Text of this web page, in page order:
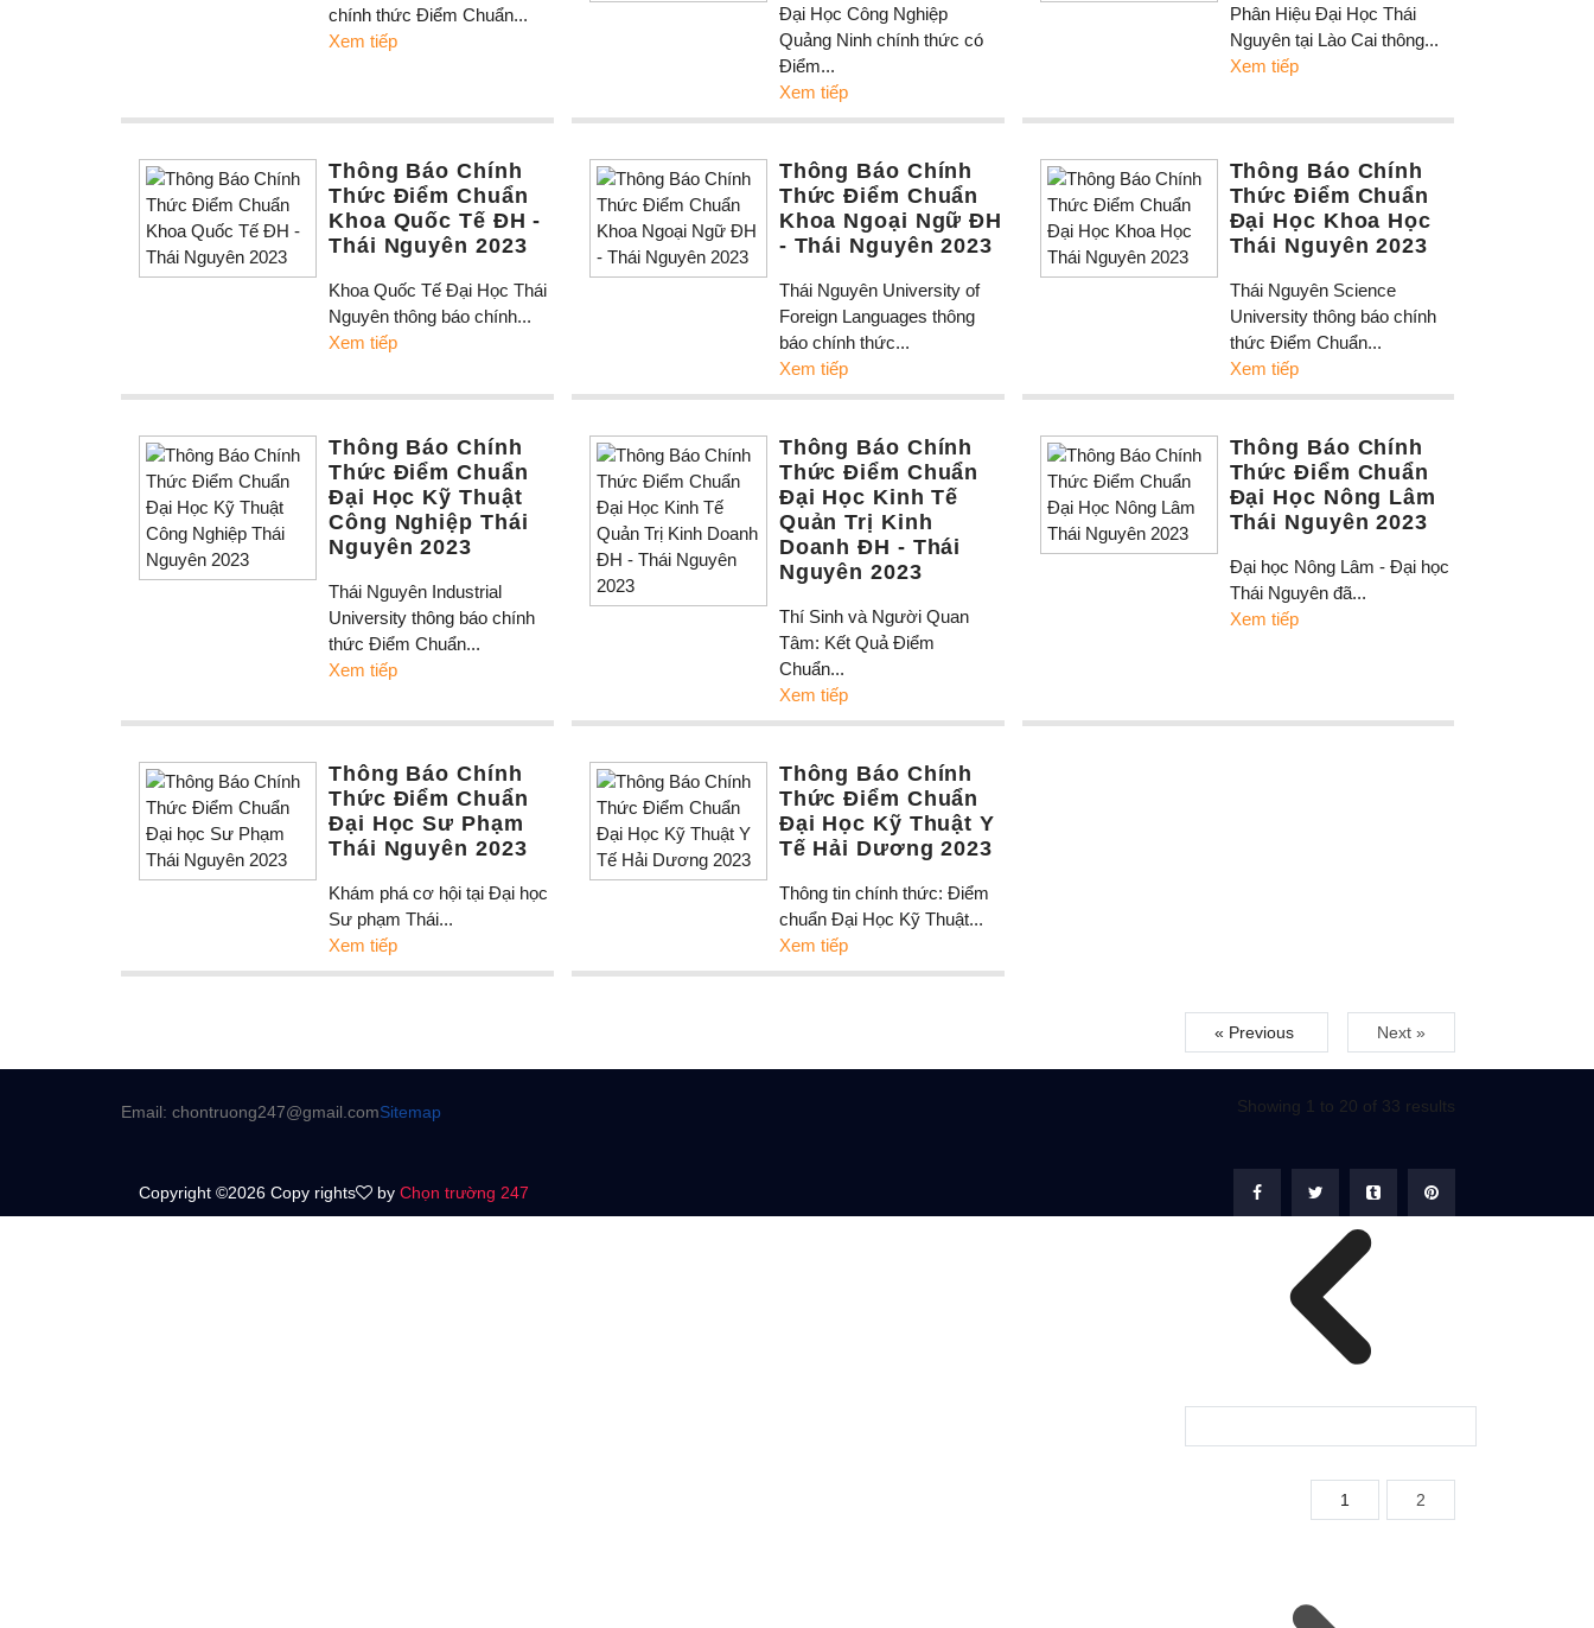
chính thức Điểm Chuẩn...
Xem tiếp
Đại Học Công Nghiệp
Quảng Ninh chính thức có
Điểm...
Xem tiếp
Phân Hiệu Đại Học Thái
Nguyên tại Lào Cai thông...
Xem tiếp
Thông Báo Chính
Thức Điểm Chuẩn
Khoa Quốc Tế ĐH -
Thái Nguyên 2023
Khoa Quốc Tế Đại Học Thái
Nguyên thông báo chính...
Xem tiếp
Thông Báo Chính
Thức Điểm Chuẩn
Khoa Ngoại Ngữ ĐH
- Thái Nguyên 2023
Thái Nguyên University of
Foreign Languages thông
báo chính thức...
Xem tiếp
Thông Báo Chính
Thức Điểm Chuẩn
Đại Học Khoa Học
Thái Nguyên 2023
Thái Nguyên Science
University thông báo chính
thức Điểm Chuẩn...
Xem tiếp
Thông Báo Chính
Thức Điểm Chuẩn
Đại Học Kỹ Thuật
Công Nghiệp Thái
Nguyên 2023
Thái Nguyên Industrial
University thông báo chính
thức Điểm Chuẩn...
Xem tiếp
Thông Báo Chính
Thức Điểm Chuẩn
Đại Học Kinh Tế
Quản Trị Kinh
Doanh ĐH - Thái
Nguyên 2023
Thí Sinh và Người Quan
Tâm: Kết Quả Điểm
Chuẩn...
Xem tiếp
Thông Báo Chính
Thức Điểm Chuẩn
Đại Học Nông Lâm
Thái Nguyên 2023
Đại học Nông Lâm - Đại học
Thái Nguyên đã...
Xem tiếp
Thông Báo Chính
Thức Điểm Chuẩn
Đại Học Sư Phạm
Thái Nguyên 2023
Khám phá cơ hội tại Đại học
Sư phạm Thái...
Xem tiếp
Thông Báo Chính
Thức Điểm Chuẩn
Đại Học Kỹ Thuật Y
Tế Hải Dương 2023
Thông tin chính thức: Điểm
chuẩn Đại Học Kỹ Thuật...
Xem tiếp
« Previous Next »
Showing 1 to 20 of 33 results
1 2
Email: chontruong247@gmail.comSitemap
Copyright ©2026 Copy rights by Chọn trường 247